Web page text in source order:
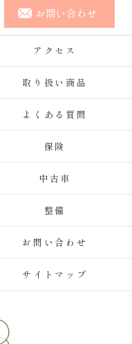
お問い合わせ
アクセス
取り扱い商品
よくある質問
保険
中古車
整備
お問い合わせ
サイトマップ